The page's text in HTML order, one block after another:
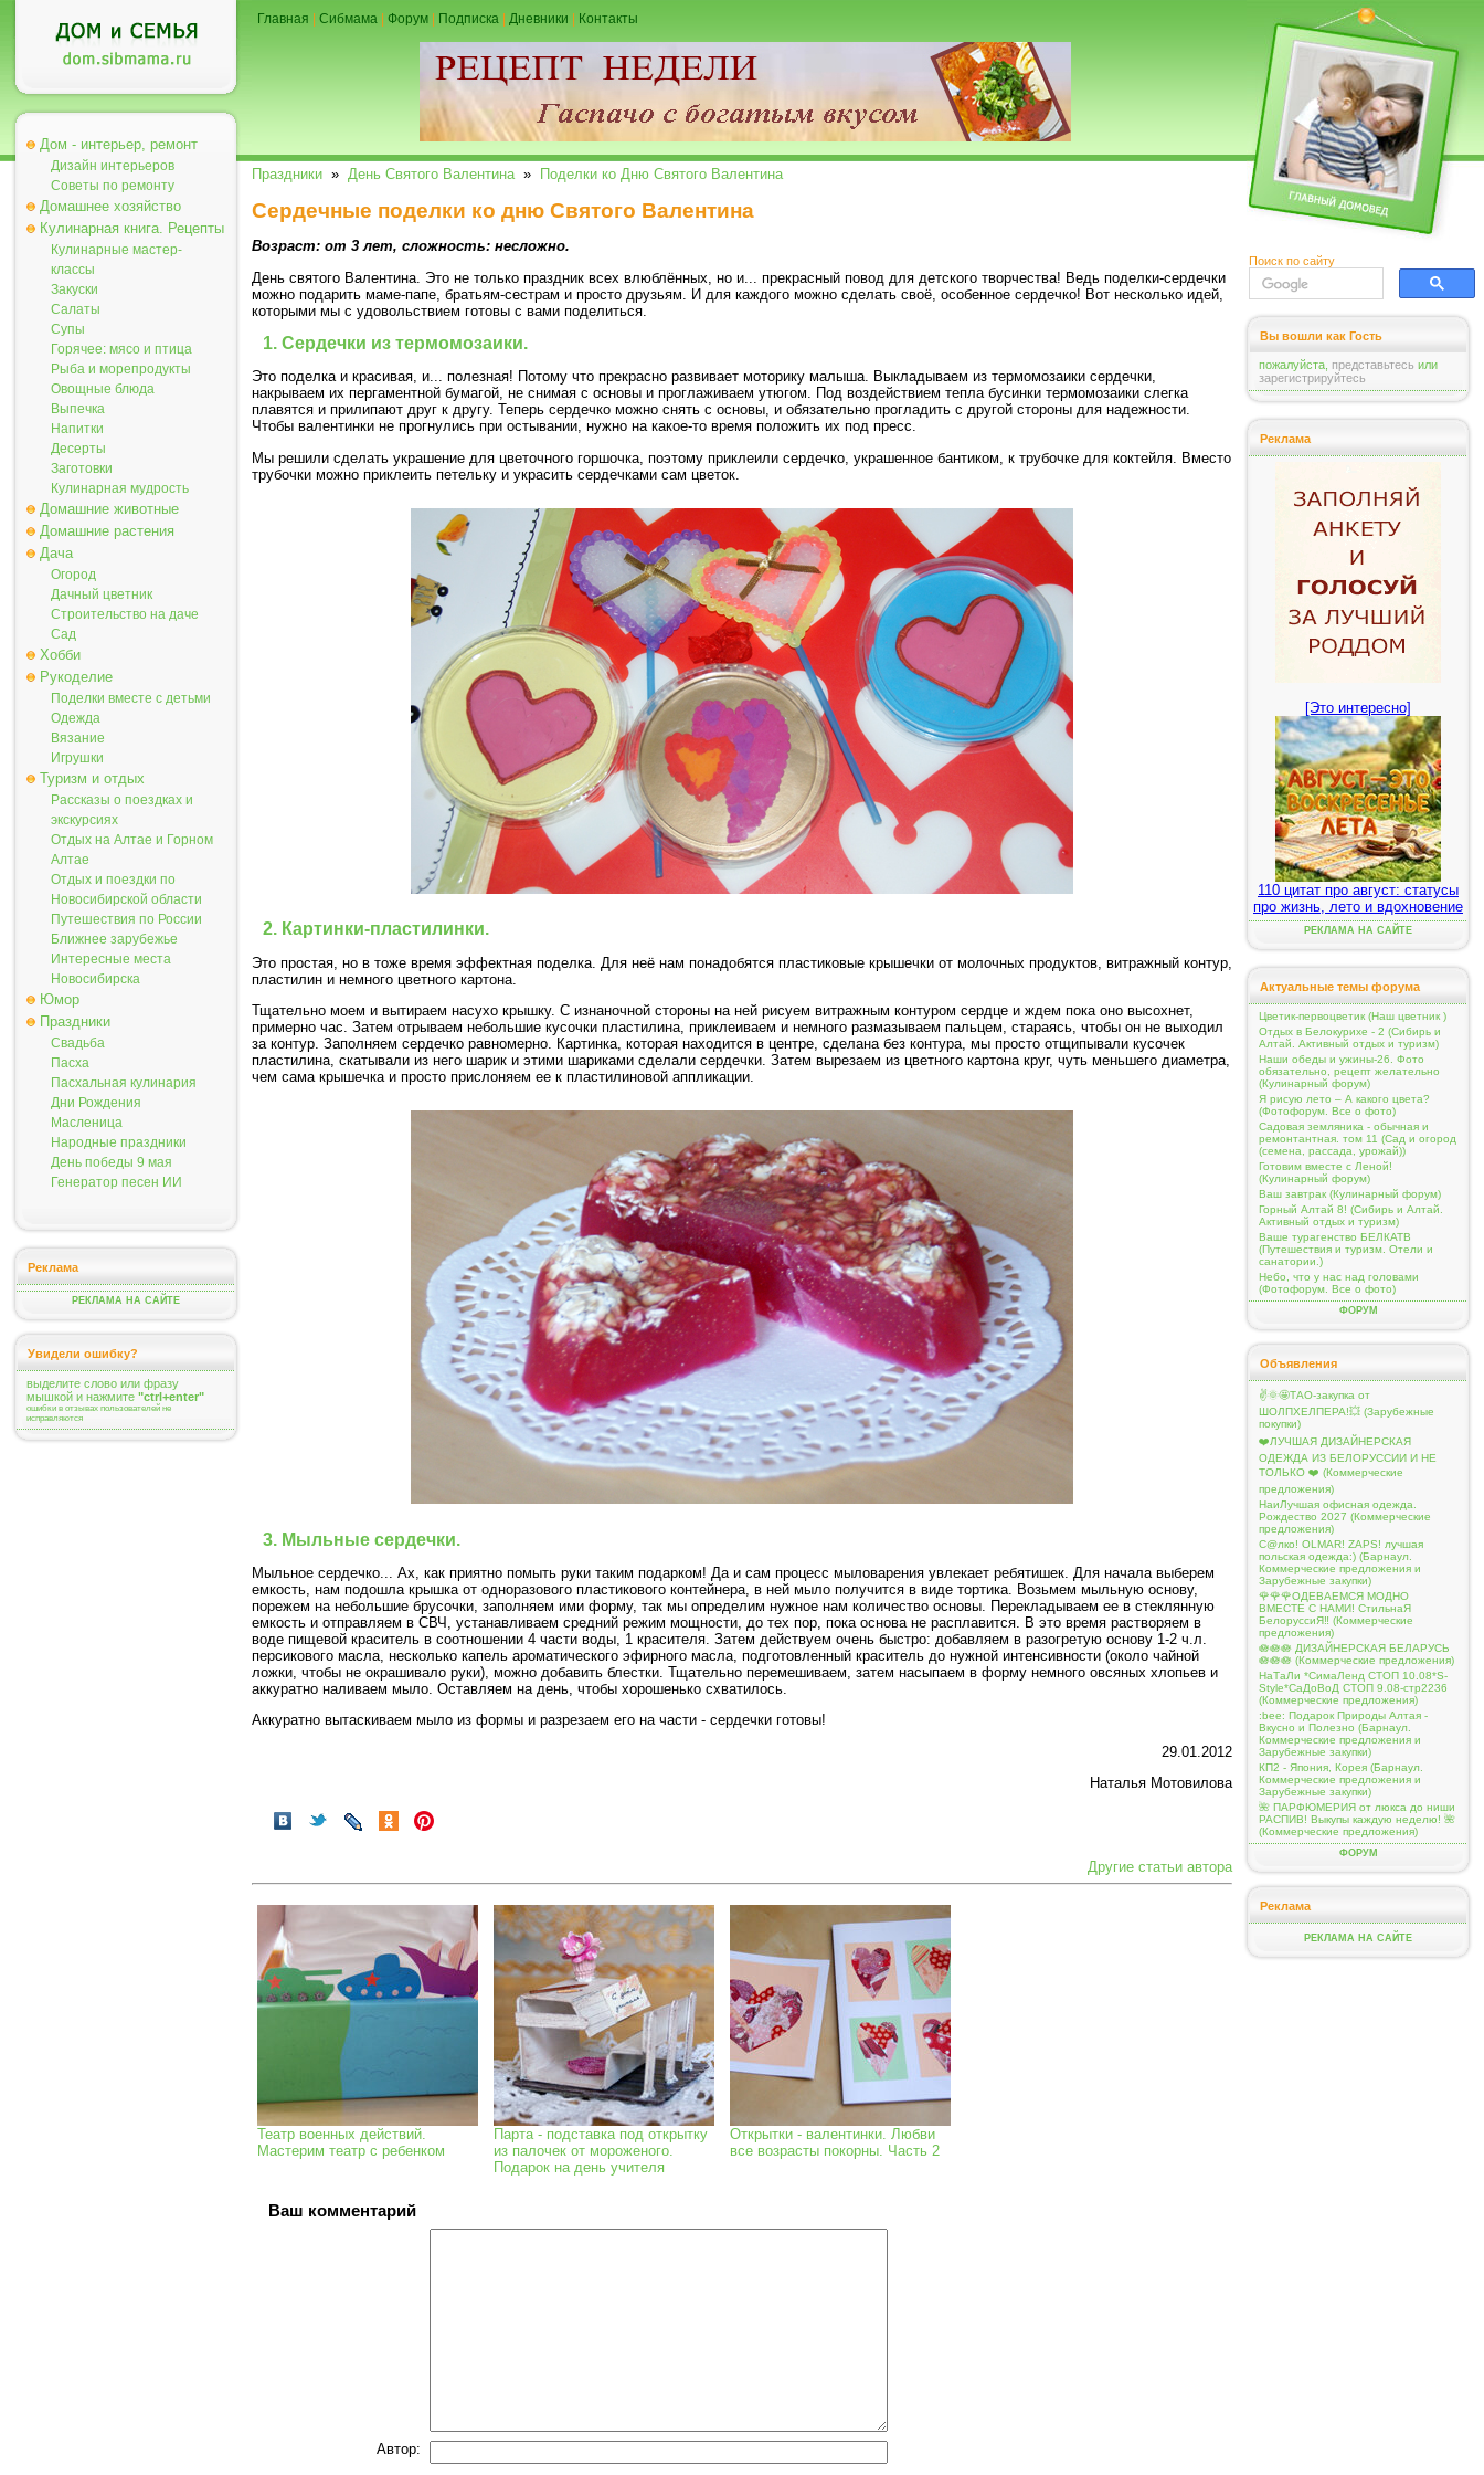
Дом - интерьер, ремонт
Дизайн интерьеров
Советы по ремонту
Домашнее хозяйство
Кулинарная книга. Рецепты
Кулинарные мастер-
классы
Закуски
Салаты
Супы
Горячее: мясо и птица
Рыба и морепродукты
Овощные блюда
Выпечка
Напитки
Десерты
Заготовки
Кулинарная мудрость
Домашние животные
Домашние растения
Дача
Огород
Дачный цветник
Строительство на даче
Сад
Хобби
Рукоделие
Поделки вместе с детьми
Одежда
Вязание
Игрушки
Туризм и отдых
Рассказы о поездках и
экскурсиях
Отдых на Алтае и Горном
Алтае
Отдых и поездки по
Новосибирской области
Путешествия по России
Ближнее зарубежье
Интересные места
Новосибирска
Юмор
Праздники
Свадьба
Пасха
Пасхальная кулинария
Дни Рождения
Масленица
Народные праздники
День победы 9 мая
Генератор песен ИИ
Реклама
РЕКЛАМА НА САЙТЕ
Увидели ошибку?
выделите слово или фразу
мышкой и нажмите "ctrl+enter"
ошибки в отзывах пользователей не
исправляются
Главная Сибмама Форум Подписка Дневники Контакты
Праздники » День Святого Валентина» Поделки ко Дню Святого Валентина
Сердечные поделки ко дню Святого Валентина
Возраст: от 3 лет, сложность: несложно.
День святого Валентина. Это не только праздник всех влюблённых, но и... прекрасный повод для детского творчества! Ведь поделки-сердечки
можно подарить маме-папе, братьям-сестрам и просто друзьям. И для каждого можно сделать своё, особенное сердечко! Вот несколько идей,
которыми мы с удовольствием готовы с вами поделиться.
1. Сердечки из термомозаики.
Это поделка и красивая, и... полезная! Потому что прекрасно развивает моторику малыша. Выкладываем из термомозаики сердечки,
накрываем их пергаментной бумагой, не снимая с основы и проглаживаем утюгом. Под воздействием тепла бусинки термомозаики слегка
плавятся и прилипают друг к другу. Теперь сердечко можно снять с основы, и обязательно прогладить с другой стороны для надежности.
Чтобы валентинки не прогнулись при остывании, нужно на какое-то время положить их под пресс.
Мы решили сделать украшение для цветочного горшочка, поэтому приклеили сердечко, украшенное бантиком, к трубочке для коктейля. Вместо
трубочки можно приклеить петельку и украсить сердечками сам цветок.
2. Картинки-пластилинки.
Это простая, но в тоже время эффектная поделка. Для неё нам понадобятся пластиковые крышечки от молочных продуктов, витражный контур,
пластилин и немного цветного картона.
Тщательно моем и вытираем насухо крышку. С изнаночной стороны на ней рисуем витражным контуром сердце и ждем пока оно высохнет,
примерно час. Затем отрываем небольшие кусочки пластилина, приклеиваем и немного размазываем пальцем, стараясь, чтобы он не выходил
за контур. Заполняем сердечко равномерно. Картинка, которая находится в центре, сделана без контура, мы просто отщипывали кусочек
пластилина, скатывали из него шарик и этими шариками сделали сердечки. Затем вырезаем из цветного картона круг, чуть меньшего диаметра,
чем сама крышечка и просто прислоняем ее к пластилиновой аппликации.
3. Мыльные сердечки.
Мыльное сердечко... Ах, как приятно помыть руки таким подарком! Да и сам процесс мыловарения увлекает ребятишек. Для начала выберем
емкость, нам подошла крышка от одноразового пластикового контейнера, в ней мыло получится в виде тортика. Возьмем мыльную основу,
порежем на небольшие брусочки, заполняем ими форму, так мы определим нужное нам количество основы. Перекладываем ее в стеклянную
емкость и отправляем в СВЧ, устанавливаем средний режим мощности, до тех пор, пока основа не расплавится. В это время растворяем в
воде пищевой краситель в соотношении 4 части воды, 1 красителя. Затем действуем очень быстро: добавляем в разогретую основу 1-2 ч.л.
персикового масла, несколько капель ароматического эфирного масла, подготовленный краситель до нужной интенсивности (около чайной
ложки, чтобы не окрашивало руки), можно добавить блестки. Тщательно перемешиваем, затем насыпаем в форму немного овсяных хлопьев и
аккуратно наливаем мыло. Оставляем на день, чтобы хорошенько схватилось.
Аккуратно вытаскиваем мыло из формы и разрезаем его на части - сердечки готовы!
29.01.2012
Наталья Мотовилова
Другие статьи автора
Театр военных действий.
Мастерим театр с ребенком
Парта - подставка под открытку
из палочек от мороженого.
Подарок на день учителя
Открытки - валентинки. Любви
все возрасты покорны. Часть 2
Ваш комментарий
Автор:
Поиск по сайту
Вы вошли как Гость
пожалуйста, представьтесь или
зарегистрируйтесь
Реклама
[Это интересно]
110 цитат про август: статусы
про жизнь, лето и вдохновение
РЕКЛАМА НА САЙТЕ
Актуальные темы форума
Цветик-первоцветик (Наш цветник )
Отдых в Белокурихе - 2 (Сибирь и
Алтай. Активный отдых и туризм)
Наши обеды и ужины-26. Фото
обязательно, рецепт желательно
(Кулинарный форум)
Я рисую лето – А какого цвета?
(Фотофорум. Все о фото)
Садовая земляника - обычная и
ремонтантная. том 11 (Сад и огород
(семена, рассада, урожай))
Готовим вместе с Леной!
(Кулинарный форум)
Ваш завтрак (Кулинарный форум)
Горный Алтай 8! (Сибирь и Алтай.
Активный отдых и туризм)
Ваше турагенство БЕЛКАТВ
(Путешествия и туризм. Отели и
санатории.)
Небо, что у нас над головами
(Фотофорум. Все о фото)
ФОРУМ
Объявления
✌️🌞🤩ТАО-закупка от
ШОЛПХЕЛПЕРА!💥 (Зарубежные
покупки)
❤️ЛУЧШАЯ ДИЗАЙНЕРСКАЯ
ОДЕЖДА ИЗ БЕЛОРУССИИ И НЕ
ТОЛЬКО ❤️ (Коммерческие
предложения)
НаиЛучшая офисная одежда.
Рождество 2027 (Коммерческие
предложения)
С@лко! OLMAR! ZAPS! лучшая
польская одежда:) (Барнаул.
Коммерческие предложения и
Зарубежные закупки)
🌹🌹🌹ОДЕВАЕМСЯ МОДНО
ВМЕСТЕ С НАМИ! СтильнаЯ
БелоруссиЯ‼ (Коммерческие
предложения)
🪷🪷🪷 ДИЗАЙНЕРСКАЯ БЕЛАРУСЬ
🪷🪷🪷 (Коммерческие предложения)
НаТаЛи *СимаЛенд СТОП 10.08*S-
Style*СаДоВоД СТОП 9.08-стр2236
(Коммерческие предложения)
:bee: Подарок Природы Алтая -
Вкусно и Полезно (Барнаул.
Коммерческие предложения и
Зарубежные закупки)
КП2 - Япония, Корея (Барнаул.
Коммерческие предложения и
Зарубежные закупки)
🌺 ПАРФЮМЕРИЯ от люкса до ниши
РАСПИВ! Выкупы каждую неделю! 🌺
(Коммерческие предложения)
ФОРУМ
Реклама
РЕКЛАМА НА САЙТЕ